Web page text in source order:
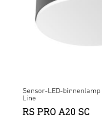
Sensor-LED-
Line
RS PRO A20 SC